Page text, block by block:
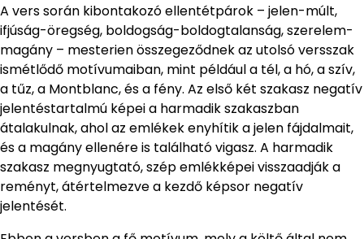
A vers során kibontakozó ellentétpárok – jelen-múlt,
ifjúság-öregség, boldogság-boldogtalanság, szerelem-
magány – mesterien összegeződnek az utolsó versszak
ismétlődő motívumaiban, mint például a tél, a hó, a szív,
a tűz, a Montblanc, és a fény. Az első két szakasz negatív
jelentéstartalmú képei a harmadik szakaszban
átalakulnak, ahol az emlékek enyhítik a jelen fájdalmait,
és a magány ellenére is található vigasz. A harmadik
szakasz megnyugtató, szép emlékképei visszaadják a
reményt, átértelmezve a kezdő képsor negatív
jelentését.